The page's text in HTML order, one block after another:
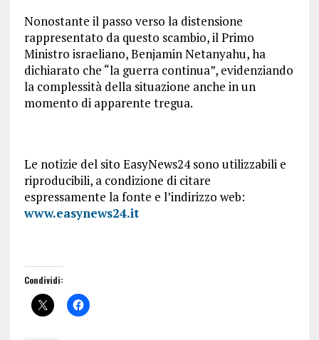
Nonostante il passo verso la distensione
rappresentato da questo scambio, il Primo
Ministro israeliano, Benjamin Netanyahu, ha
dichiarato che “la guerra continua”, evidenziando
la complessità della situazione anche in un
momento di apparente tregua.
Le notizie del sito EasyNews24 sono utilizzabili e
riproducibili, a condizione di citare
espressamente la fonte e l’indirizzo web:
www.easynews24.it
Condividi: